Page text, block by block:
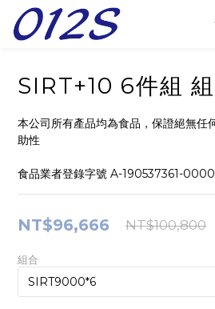
SIRT+10 6件組
本公司所有產品均為食品，保證絕無任
助性
食品業者登錄字號 A-190537361-
NT$96,666 NT$100,800
組合